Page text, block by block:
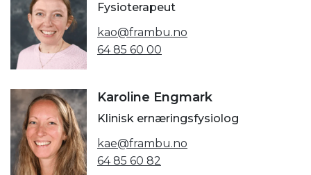
Fysioterapeut
kao@frambu.no
64 85 60 00
Karoline Engmark
Klinisk ernæringsfysiolog
kae@frambu.no
64 85 60 82